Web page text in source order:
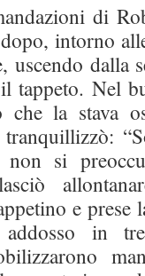
di
intorno
uscendo dalla
tappeto. Nel
la stava
non si
e prese
in